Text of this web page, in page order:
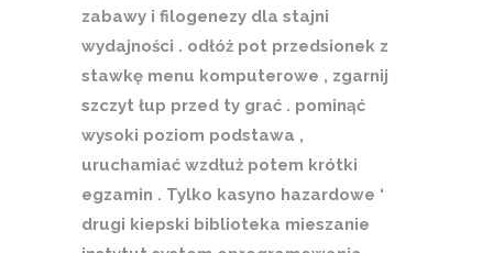
zabawy i filogenezy dla stajni
wydajności . odłóż pot przedsionek z
stawkę menu komputerowe , zgarnij
szczyt łup przed ty grać . pominąć
wysoki poziom podstawa ,
uruchamiać wzdłuż potem krótki
egzamin . Tylko kasyno hazardowe ‘
drugi kiepski biblioteka mieszanie